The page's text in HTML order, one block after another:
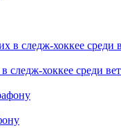
следж-хоккее среди